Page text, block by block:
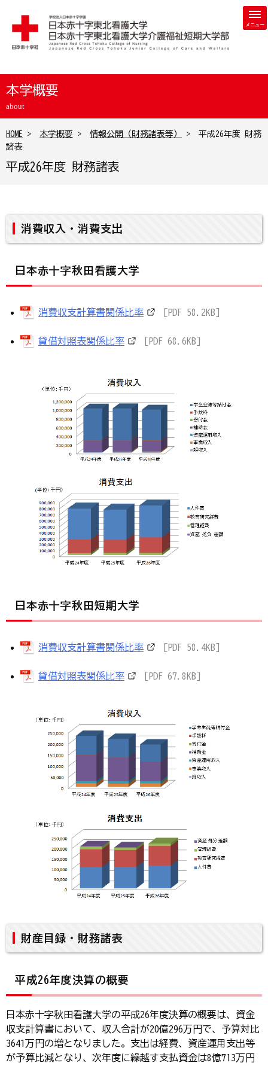
学校法人 日本赤十字学園 日本赤十字東北看護大学・日本赤
本学概要
about
HOME > 本学概要 > 情報公開（財務諸表等）
> 平成26年度 財務
諸表
平成26年度 財務諸表
消費収入・消費支出
日本赤十字秋田看護大学
消費収支計算書関係比率 [PDF 58.2KB]
貸借対照表関係比率 [PDF 68.6KB]
日本赤十字秋田短期大学
消費収支計算書関係比率 [PDF 58.4KB]
貸借対照表関係比率 [PDF 67.8KB]
財産目録・財務諸表
平成26年度決算の概要
日本赤十字秋田看護大学の平成26年度決算の概要は、資金
収支計算書において、収入合計が20億296万円で、予算対比
3641万円の増となりました。支出は経費、資産運用支出等
が予算比減となり、次年度に繰越す支払資金は8億713万円